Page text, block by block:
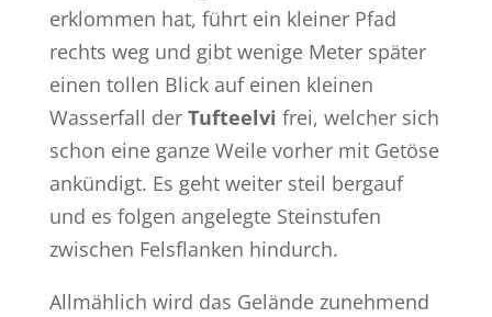
erklommen hat, führt ein kleiner Pfad
rechts weg und gibt wenige Meter später
einen tollen Blick auf einen kleinen
Wasserfall der Tufteelvi frei, welcher sich
schon eine ganze Weile vorher mit Getöse
ankündigt. Es geht weiter steil bergauf
und es folgen angelegte Steinstufen
zwischen Felsflanken hindurch.
Allmählich wird das Gelände zunehmend